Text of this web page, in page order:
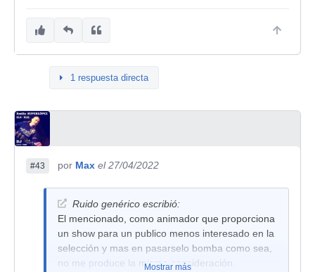
1 respuesta directa
#43 por Max el 27/04/2022
Ruido genérico escribió:
El mencionado, como animador que proporciona
un show para un publico menos interesado en la
selección y mas en pasarselo bomba como sea,
no me produce la misma consideración.
Mostrar más